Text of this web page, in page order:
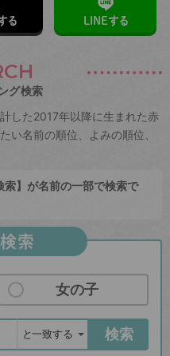
る LINEする
グ検索
した2017年以降に生まれた赤
い名前の順位、よみの順位、
索】が名前の一部で検索で
索
女の子
検索